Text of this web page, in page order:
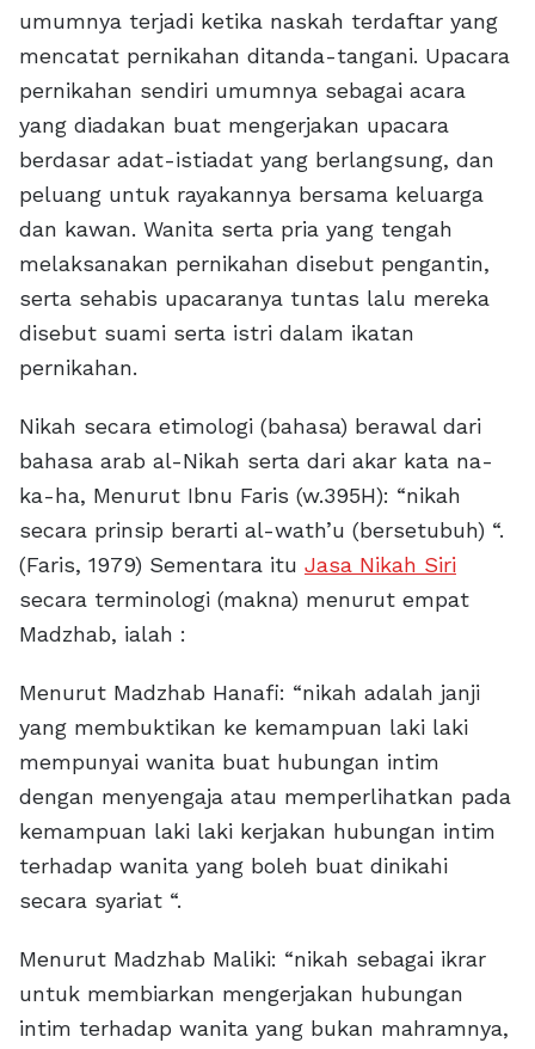
umumnya terjadi ketika naskah terdaftar yang
mencatat pernikahan ditanda-tangani. Upacara
pernikahan sendiri umumnya sebagai acara
yang diadakan buat mengerjakan upacara
berdasar adat-istiadat yang berlangsung, dan
peluang untuk rayakannya bersama keluarga
dan kawan. Wanita serta pria yang tengah
melaksanakan pernikahan disebut pengantin,
serta sehabis upacaranya tuntas lalu mereka
disebut suami serta istri dalam ikatan
pernikahan.
Nikah secara etimologi (bahasa) berawal dari
bahasa arab al-Nikah serta dari akar kata na-
ka-ha, Menurut Ibnu Faris (w.395H): “nikah
secara prinsip berarti al-wath’u (bersetubuh) “.
(Faris, 1979) Sementara itu Jasa Nikah Siri
secara terminologi (makna) menurut empat
Madzhab, ialah :
Menurut Madzhab Hanafi: “nikah adalah janji
yang membuktikan ke kemampuan laki laki
mempunyai wanita buat hubungan intim
dengan menyengaja atau memperlihatkan pada
kemampuan laki laki kerjakan hubungan intim
terhadap wanita yang boleh buat dinikahi
secara syariat “.
Menurut Madzhab Maliki: “nikah sebagai ikrar
untuk membiarkan mengerjakan hubungan
intim terhadap wanita yang bukan mahramnya,